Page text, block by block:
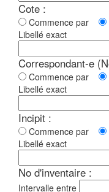
Cote :
Commence par
Libellé exact
Correspondant-e
Commence par
Libellé exact
Incipit :
Commence par
Libellé exact
No d'inventaire :
Intervalle entre